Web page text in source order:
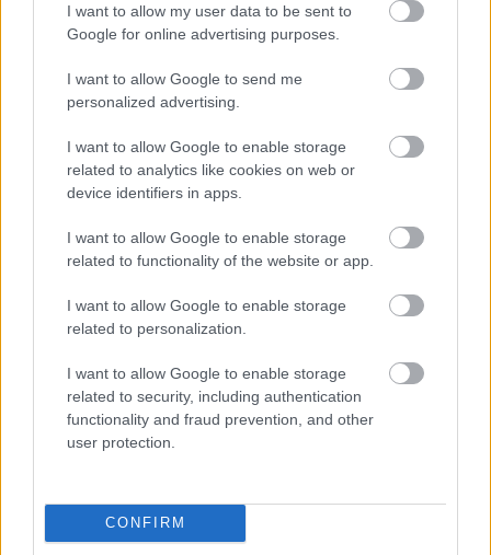
I want to allow my user data to be sent to
Google for online advertising purposes.
I want to allow Google to send me
personalized advertising.
I want to allow Google to enable storage
related to analytics like cookies on web or
device identifiers in apps.
I want to allow Google to enable storage
related to functionality of the website or app.
I want to allow Google to enable storage
related to personalization.
I want to allow Google to enable storage
related to security, including authentication
functionality and fraud prevention, and other
user protection.
CONFIRM
„Nagy célokat tűztem ki magam
elé…”
PásztorLevente•2016. szeptember 16.
Mihályfalusi dr. Forgon Mihály 10-es honvéd
századparancsnok rövid háborús útja
megyében; a Vály-völgyben terül el, lakossága 100
fő körül mozog. A település egyik lakója, Forgon
elesett dr. Forgon…